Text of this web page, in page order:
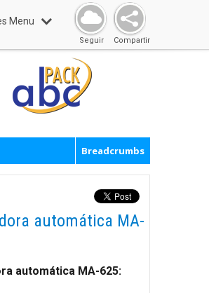
Menu
Compartir
Seguir
Breadcrumbs
automática MA-
automática MA-625: